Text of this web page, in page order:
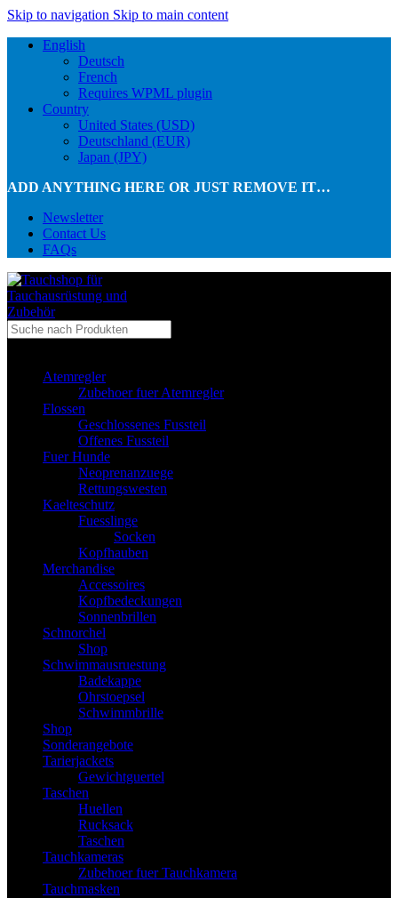
Skip to navigation Skip to main content
English
Deutsch
French
Requires WPML plugin
Country
United States (USD)
Deutschland (EUR)
Japan (JPY)
ADD ANYTHING HERE OR JUST REMOVE IT…
Newsletter
Contact Us
FAQs
Atemregler
Zubehoer fuer Atemregler
Flossen
Geschlossenes Fussteil
Offenes Fussteil
Fuer Hunde
Neoprenanzuege
Rettungswesten
Kaelteschutz
Fuesslinge
Socken
Kopfhauben
Merchandise
Accessoires
Kopfbedeckungen
Sonnenbrillen
Schnorchel
Shop
Schwimmausruestung
Badekappe
Ohrstoepsel
Schwimmbrille
Shop
Sonderangebote
Tarierjackets
Gewichtguertel
Taschen
Huellen
Rucksack
Taschen
Tauchkameras
Zubehoer fuer Tauchkamera
Tauchmasken